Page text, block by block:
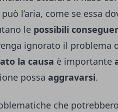
l’aria, come se essa
le possibili
ignorato il problema
la causa è importante
possa aggravarsi.
che